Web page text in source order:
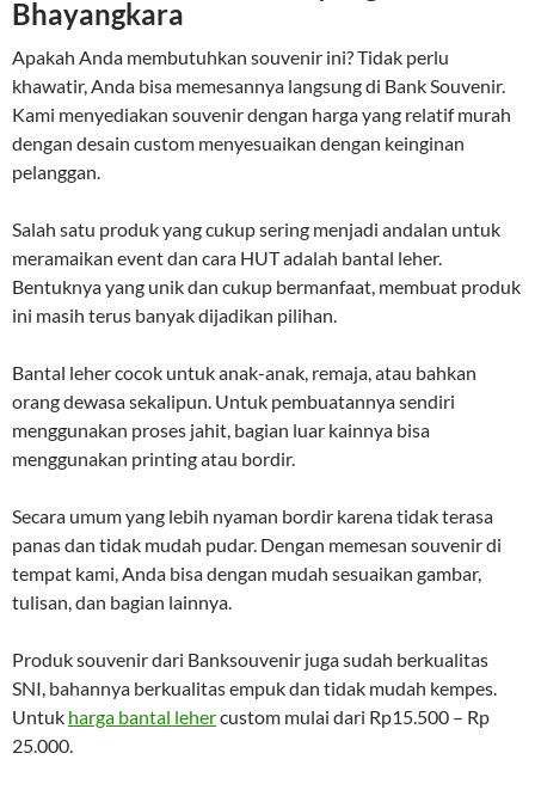
Bhayangkara
Apakah Anda membutuhkan souvenir ini? Tidak perlu
khawatir, Anda bisa memesannya langsung di Bank Souvenir.
Kami menyediakan souvenir dengan harga yang relatif murah
dengan desain custom menyesuaikan dengan keinginan
pelanggan.
Salah satu produk yang cukup sering menjadi andalan untuk
meramaikan event dan cara HUT adalah bantal leher.
Bentuknya yang unik dan cukup bermanfaat, membuat produk
ini masih terus banyak dijadikan pilihan.
Bantal leher cocok untuk anak-anak, remaja, atau bahkan
orang dewasa sekalipun. Untuk pembuatannya sendiri
menggunakan proses jahit, bagian luar kainnya bisa
menggunakan printing atau bordir.
Secara umum yang lebih nyaman bordir karena tidak terasa
panas dan tidak mudah pudar. Dengan memesan souvenir di
tempat kami, Anda bisa dengan mudah sesuaikan gambar,
tulisan, dan bagian lainnya.
Produk souvenir dari Banksouvenir juga sudah berkualitas
SNI, bahannya berkualitas empuk dan tidak mudah kempes.
Untuk harga bantal lehercustom mulai dari Rp15.500 – Rp
25.000.